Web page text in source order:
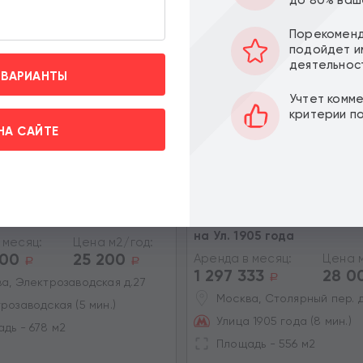
a
Цена м2/год:
25 200 a
Электрозаводская д.27
(5 мин.)
- 678 м2
на Ул. 1905 года
Аренда в месяц:
1 297 333 a
Цена
28
Москва, Столярный пер.
Улица 1905 года (8 мин.)
Площадь - 556 м2
САЙТЕ
вы даете согласие на
на условиях и целях
подойдет
Учтет
критерии